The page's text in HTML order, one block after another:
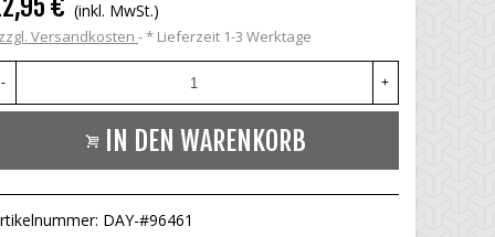
€ (inkl. MwSt.)
Versandkosten * Lieferzeit 1-3 Werktage
- +
IN DEN WARENKORB
DAY-#96461